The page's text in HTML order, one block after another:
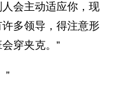
会主动适应你，现
多领导，得注意形
穿夹克。”
”